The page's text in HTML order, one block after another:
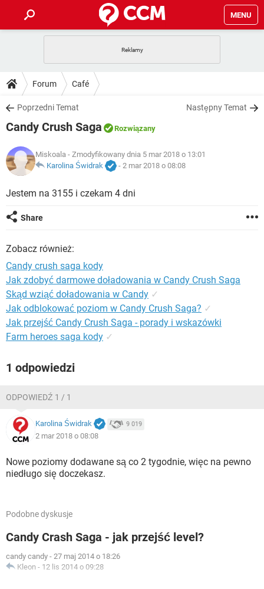
MENU
GRY
SPOTIFY
INSTAGRAM FACEBOOK
WINDOWS 10
PORADY
PlayStation
INSTAGRAM FACEBOOK
WINDOWS 10
DO POBRANIA
ANDROID TIKTOK
GRY
IOS NETFLIX
FORUM
COVID-19 TIKTOK
GRY
SPOTIFY
INSTAGRAM
ARTYKUŁY
INSTAGRAM
WINDOWS 10
Forum Café
Poprzedni Temat Następny Temat
Candy Crush Saga Rozwiązany
Miskoala - Zmodyfikowany dnia 5 mar 2018 o 13:01
Karolina Świdrak
- 2 mar 2018 o 08:08
Jestem na 3155 i czekam 4 dni
Share
Zobacz również:
Candy crush saga kody
Jak zdobyć darmowe doładowania w Candy Crush Saga
Skąd wziąć doładowania w Candy ✓
Jak odblokować poziom w Candy Crush Saga? ✓
Jak przejść Candy Crush Saga - porady i wskazówki
Farm heroes saga kody ✓
1 odpowiedzi
ODPOWIEDŹ 1 / 1
Karolina Świdrak 9 019
2 mar 2018 o 08:08
Nowe poziomy dodawane są co 2 tygodnie, więc na pewno
niedługo się doczekasz.
Podobne dyskusje
Candy Crash Saga - jak przejść level?
candy candy - 27 maj 2014 o 18:26
Kleon - 12 lis 2014 o 09:28